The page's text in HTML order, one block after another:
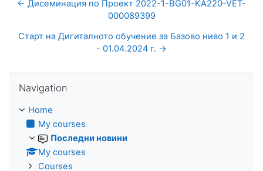
← Дисеминация по Проект 2022-1-BG01-KA220-VET-
000089399
Старт на Дигиталното обучение за Базово ниво 1 и 2
- 01.04.2024 г. →
Navigation
Home
My courses
Последни новини
My courses
Courses